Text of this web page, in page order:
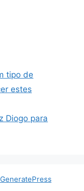
tipo de
estes
Diogo para
GeneratePress